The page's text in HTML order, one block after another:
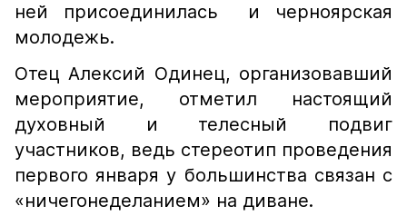
ней присоединилась и черноярская
молодежь.
Отец Алексий Одинец, организовавший
мероприятие, отметил настоящий
духовный и телесный подвиг
участников, ведь стереотип проведения
первого января у большинства связан с
«ничегонеделанием» на диване.